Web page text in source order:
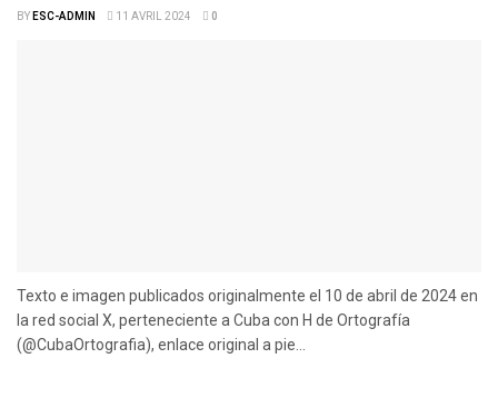
BYESC-ADMIN 11 AVRIL 2024 0
Texto e imagen publicados originalmente el 10 de abril de 2024 en
la red social X, perteneciente a Cuba con H de Ortografía
(@CubaOrtografia), enlace original a pie...